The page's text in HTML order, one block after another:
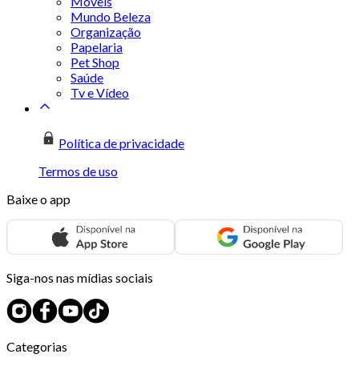
Mundo Beleza
Organização
Papelaria
Pet Shop
Saúde
Tv e Vídeo
Política de privacidade
Termos de uso
Baixe o app
Siga-nos nas mídias sociais
Categorias